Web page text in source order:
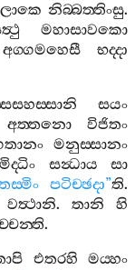
නිබ‍්බත‍්තිංසු.
මහාසාවකො
අග‍්ගමහෙසී
භද‍්දා
සයං
අත‍්තනො
විජිතං
මනුස‍්සානං
සන්‍ධාය
සා
පටිච‍්ඡදා”ති.
වත්‍ථානි.තානි
හි
.
එතරහි
මය‍්හං